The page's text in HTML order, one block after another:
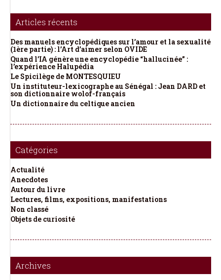
Articles récents
Des manuels encyclopédiques sur l’amour et la sexualité
(1ère partie) : l’Art d’aimer selon OVIDE
Quand l’IA génère une encyclopédie “hallucinée” :
l’expérience Halupédia
Le Spicilège de MONTESQUIEU
Un instituteur-lexicographe au Sénégal : Jean DARD et
son dictionnaire wolof-français
Un dictionnaire du celtique ancien
Catégories
Actualité
Anecdotes
Autour du livre
Lectures, films, expositions, manifestations
Non classé
Objets de curiosité
Archives